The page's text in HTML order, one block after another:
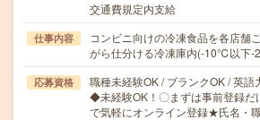
交通費規定内支給
仕事内容
コンビニ向けの冷凍食品を各店舗
がら仕分ける冷凍庫内(-10℃以
応募資格
職種未経験OK / ブランクOK / 英語
◆未経験OK！〇まずは事前登録だ
で気軽にオンライン登録★氏名・